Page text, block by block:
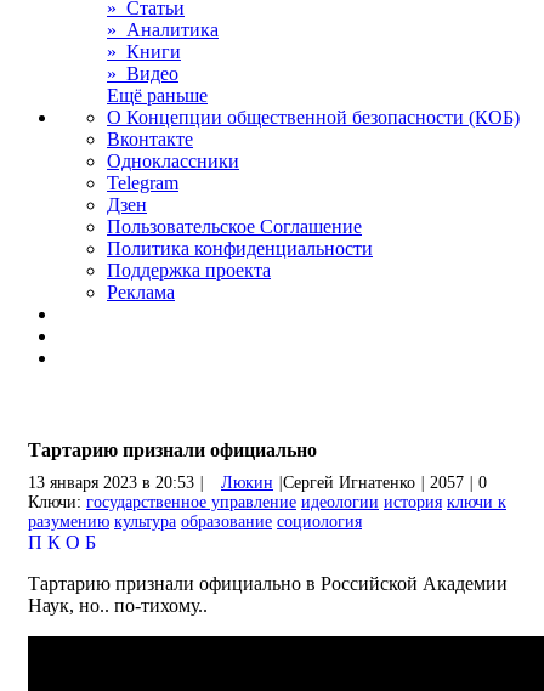
» Статьи
» Аналитика
» Книги
» Видео
Ещё раньше
О Концепции общественной безопасности (КОБ)
Вконтакте
Одноклассники
Telegram
Дзен
Пользовательское Соглашение
Политика конфиденциальности
Поддержка проекта
Реклама
Тартарию признали официально
13 января 2023 в 20:53 Люкин Сергей Игнатенко 2057
0
Ключи: государственное управление идеологии история ключи к
разумению культура образование социология
П К О Б
Тартарию признали официально в Российской Академии
Наук, но.. по-тихому..